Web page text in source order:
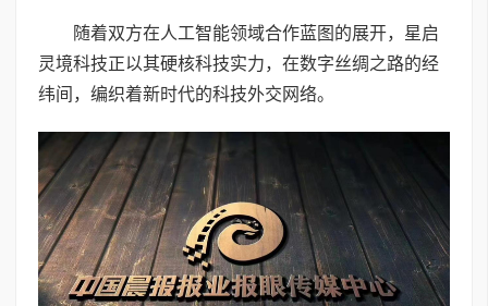
随着双方在人工智能领域合作蓝图的展开，星启
灵境科技正以其硬核科技实力，在数字丝绸之路的经
纬间，编织着新时代的科技外交网络。